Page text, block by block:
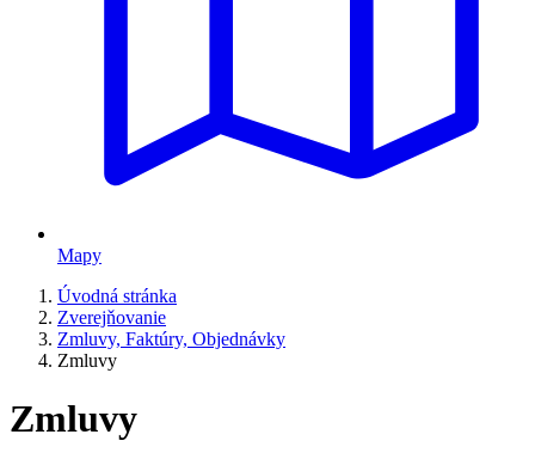
Mapy
Úvodná stránka
Zverejňovanie
Zmluvy, Faktúry, Objednávky
Zmluvy
Zmluvy